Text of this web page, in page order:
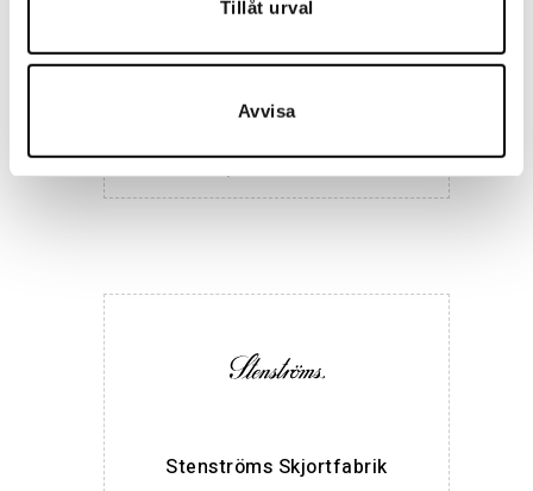
Tillåt urval
Avvisa
Spirit of Hven
Stenströms Skjortfabrik